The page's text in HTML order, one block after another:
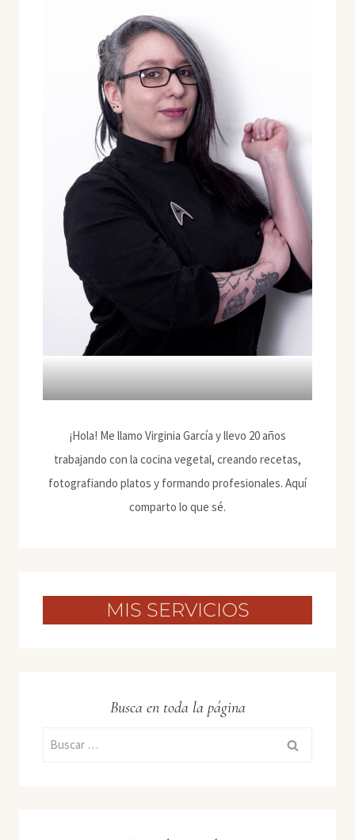
¡Hola! Me llamo Virginia García y llevo 20 años
trabajando con la cocina vegetal, creando recetas,
fotografiando platos y formando profesionales. Aquí
comparto lo que sé.
MIS SERVICIOS
Busca en toda la página
Buscar: